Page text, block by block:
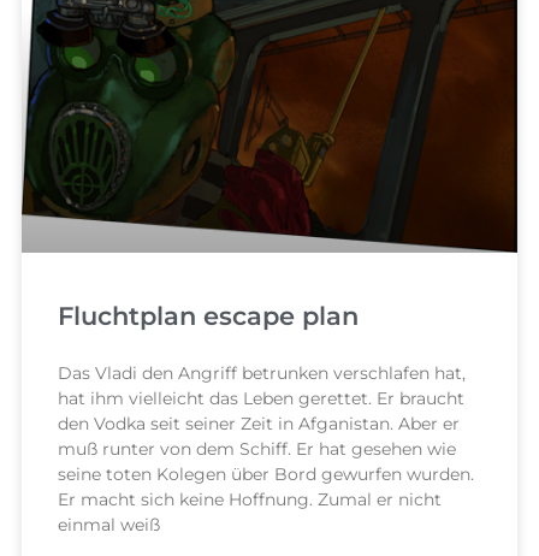
Fluchtplan escape plan
Das Vladi den Angriff betrunken verschlafen hat,
hat ihm vielleicht das Leben gerettet. Er braucht
den Vodka seit seiner Zeit in Afganistan. Aber er
muß runter von dem Schiff. Er hat gesehen wie
seine toten Kolegen über Bord gewurfen wurden.
Er macht sich keine Hoffnung. Zumal er nicht
einmal weiß